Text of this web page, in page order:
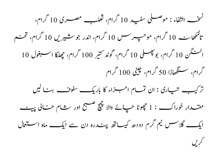
نسخہ الشفاء : موصلی سفید 10 گرام، ثعلب مصری 10 گرام،
تالمکھانہ 10 گرام، موچرس 10 گرام، اندر جوشیریں 10 گرام، تخم
اٹنگن 10 گرام، بوپھلی 10 گرام، گوند کتیر 100 گرام، چھلکا اسبغول 10
گرام، سنگھاڑا 50 گرام، چینی 100 گرام
ترکیب تیاری : ان تمام اجزاء کا باریک سفوف بنا لیں
مقدار خوراک : 1 چھوٹا چائے والا چمچ صبح اور شام خالی پیٹ
ایک گلاس نیم گرم دودھ کیساتھ پندرہ دن سے ایک ماہ استعمال
کریں